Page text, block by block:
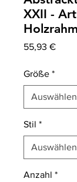
XXII -
55,93 €Preis
Größe *
Stil *
Anzahl *